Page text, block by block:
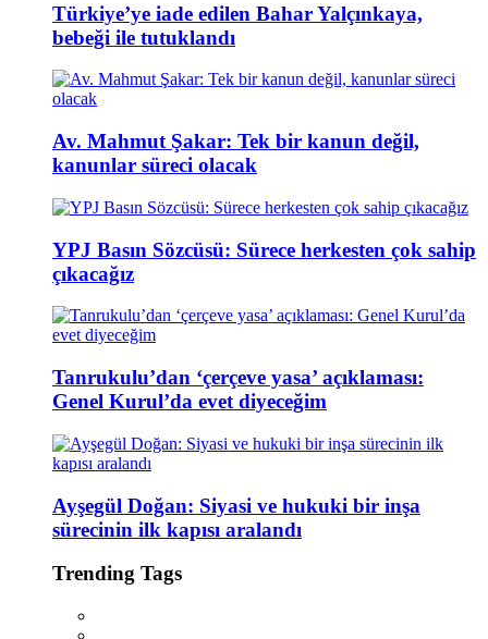
Türkiye’ye iade edilen Bahar Yalçınkaya,
bebeği ile tutuklandı
Av. Mahmut Şakar: Tek bir kanun değil,
kanunlar süreci olacak
YPJ Basın Sözcüsü: Sürece herkesten çok sahip
çıkacağız
Tanrukulu’dan ‘çerçeve yasa’ açıklaması:
Genel Kurul’da evet diyeceğim
Ayşegül Doğan: Siyasi ve hukuki bir inşa
sürecinin ilk kapısı aralandı
Trending Tags